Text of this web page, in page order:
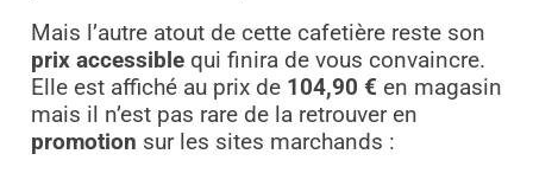
Mais l’autre atout de cette cafetière reste son
prix accessiblequi finira de vous convaincre.
Elle est affiché au prix de 104,90 € en magasin
mais il n’est pas rare de la retrouver en
promotion sur les sites marchands :